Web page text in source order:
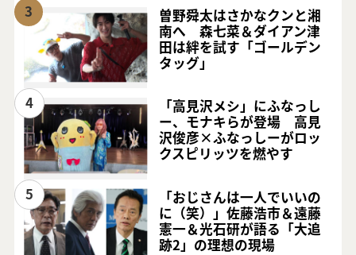
3
曽野舜太はさかなクンと湘
南へ 森七菜＆ダイアン津
田は絆を試す「ゴールデン
タッグ」
4
「高見沢メシ」にふなっし
ー、モナキらが登場 高見
沢俊彦×ふなっしーがロッ
クスピリッツを燃やす
5
「おじさんは一人でいいの
に（笑）」佐藤浩市＆遠藤
憲一＆光石研が語る「大追
跡2」の理想の現場